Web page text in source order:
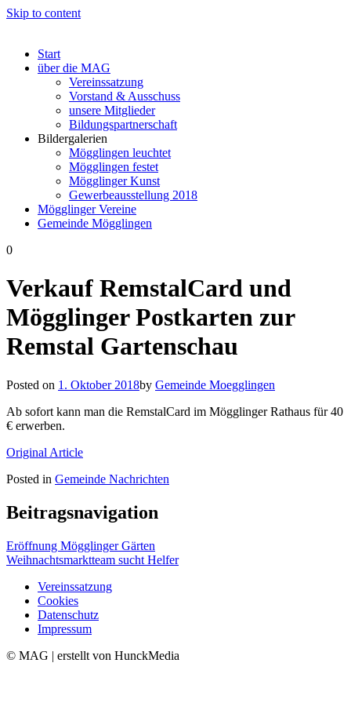
Skip to content
Start
über die MAG
Vereinssatzung
Vorstand & Ausschuss
unsere Mitglieder
Bildungspartnerschaft
Bildergalerien
Mögglingen leuchtet
Mögglingen festet
Mögglinger Kunst
Gewerbeausstellung 2018
Mögglinger Vereine
Gemeinde Mögglingen
0
Verkauf RemstalCard und
Mögglinger Postkarten zur
Remstal Gartenschau
Posted on 1. Oktober 2018by Gemeinde Moegglingen
Ab sofort kann man die RemstalCard im Mögglinger Rathaus für 40
€ erwerben.
Original Article
Posted in Gemeinde Nachrichten
Beitragsnavigation
Eröffnung Mögglinger Gärten
Weihnachtsmarktteam sucht Helfer
Vereinssatzung
Cookies
Datenschutz
Impressum
© MAG | erstellt von HunckMedia